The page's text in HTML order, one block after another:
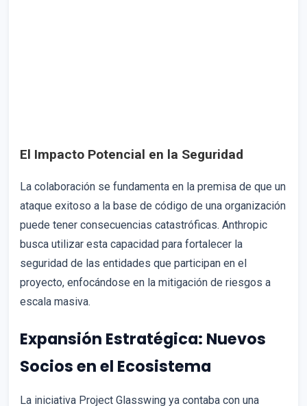
El Impacto Potencial en la Seguridad
La colaboración se fundamenta en la premisa de que un
ataque exitoso a la base de código de una organización
puede tener consecuencias catastróficas. Anthropic
busca utilizar esta capacidad para fortalecer la
seguridad de las entidades que participan en el
proyecto, enfocándose en la mitigación de riesgos a
escala masiva.
Expansión Estratégica: Nuevos
Socios en el Ecosistema
La iniciativa Project Glasswing ya contaba con una